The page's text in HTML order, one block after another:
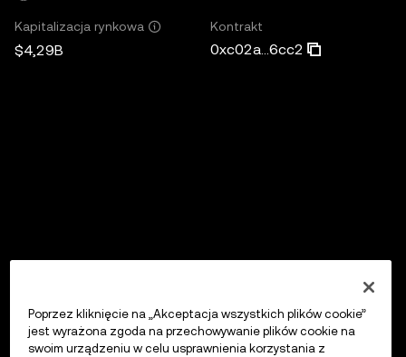
Kapitalizacja rynkowa
$4,29B
Kontrakt
0xc02a...6cc2
Poprzez kliknięcie na „Akceptacja wszystkich plików cookie”
jest wyrażona zgoda na przechowywanie plików cookie na
swoim urządzeniu w celu usprawnienia korzystania z